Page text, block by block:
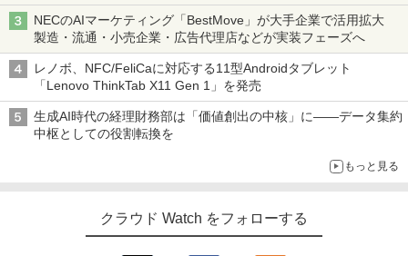
NECのAIマーケティング「BestMove」が大手企業で活用拡大
製造・流通・小売企業・広告代理店などが実装フェーズへ
レノボ、NFC/FeliCaに対応する11型Androidタブレット
「Lenovo ThinkTab X11 Gen 1」を発売
生成AI時代の経理財務部は「価値創出の中核」に――データ集約
中枢としての役割転換を
もっと見る
クラウド Watch をフォローする